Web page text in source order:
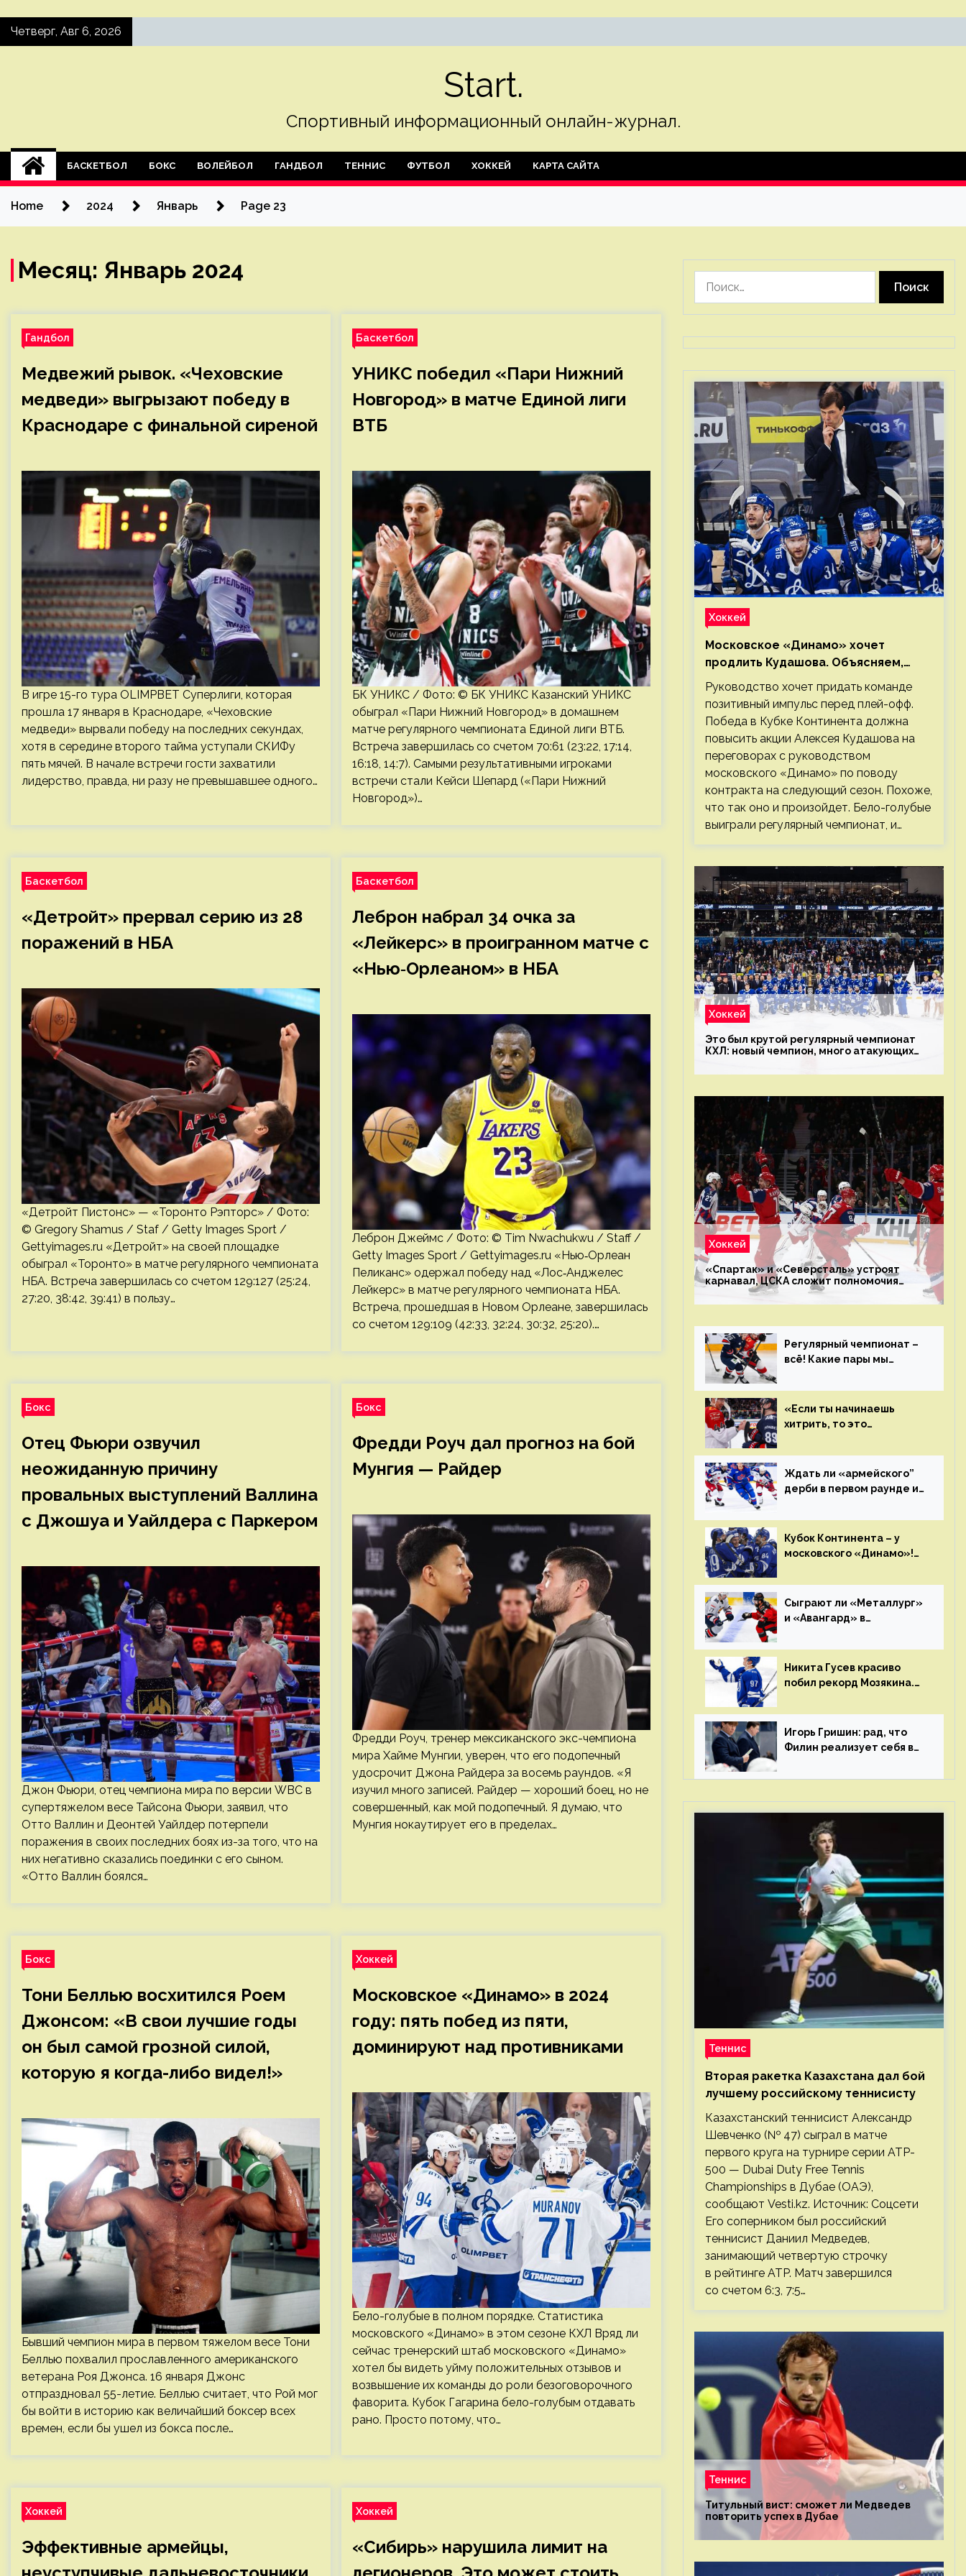
SkipЧетверг, Авг 6, 2026
Start.
Спортивный информационный онлайн-журнал.
БАСКЕТБОЛ БОКС ВОЛЕЙБОЛ ГАНДБОЛ ТЕННИС ФУТБОЛ ХОККЕЙ КАРТА САЙТА
Home 2024 Январь Page 23
Месяц: Январь 2024
Гандбол
Медвежий рывок. «Чеховские
медведи» выгрызают победу в
Краснодаре с финальной сиреной
В игре 15-го тура OLIMPBET Суперлиги, которая
прошла 17 января в Краснодаре, «Чеховские
медведи» вырвали победу на последних секундах,
хотя в середине второго тайма уступали СКИФу
пять мячей. В начале встречи гости захватили
лидерство, правда, ни разу не превышавшее одного…
Баскетбол
УНИКС победил «Пари Нижний
Новгород» в матче Единой лиги
ВТБ
БК УНИКС / Фото: © БК УНИКС Казанский УНИКС
обыграл «Пари Нижний Новгород» в домашнем
матче регулярного чемпионата Единой лиги ВТБ.
Встреча завершилась со счетом 70:61 (23:22, 17:14,
16:18, 14:7). Самыми результативными игроками
встречи стали Кейси Шепард («Пари Нижний
Новгород»)…
Баскетбол
«Детройт» прервал серию из 28
поражений в НБА
«Детройт Пистонс» — «Торонто Рэпторс» / Фото:
© Gregory Shamus / Staf / Getty Images Sport /
Gettyimages.ru «Детройт» на своей площадке
обыграл «Торонто» в матче регулярного чемпионата
НБА. Встреча завершилась со счетом 129:127 (25:24,
27:20, 38:42, 39:41) в пользу…
Баскетбол
Леброн набрал 34 очка за
«Лейкерс» в проигранном матче с
«Нью‑Орлеаном» в НБА
Леброн Джеймс / Фото: © Tim Nwachukwu / Staff /
Getty Images Sport / Gettyimages.ru «Нью‑Орлеан
Пеликанс» одержал победу над «Лос‑Анджелес
Лейкерс» в матче регулярного чемпионата НБА.
Встреча, прошедшая в Новом Орлеане, завершилась
со счетом 129:109 (42:33, 32:24, 30:32, 25:20).…
Бокс
Отец Фьюри озвучил
неожиданную причину
провальных выступлений Валлина
с Джошуа и Уайлдера с Паркером
Джон Фьюри, отец чемпиона мира по версии WBC в
супертяжелом весе Тайсона Фьюри, заявил, что
Отто Валлин и Деонтей Уайлдер потерпели
поражения в своих последних боях из-за того, что на
них негативно сказались поединки с его сыном.
«Отто Валлин боялся…
Бокс
Фредди Роуч дал прогноз на бой
Мунгия — Райдер
Фредди Роуч, тренер мексиканского экс-чемпиона
мира Хайме Мунгии, уверен, что его подопечный
удосрочит Джона Райдера за восемь раундов. «Я
изучил много записей. Райдер — хороший боец, но не
совершенный, как мой подопечный. Я думаю, что
Мунгия нокаутирует его в пределах…
Бокс
Тони Беллью восхитился Роем
Джонсом: «В свои лучшие годы
он был самой грозной силой,
которую я когда-либо видел!»
Бывший чемпион мира в первом тяжелом весе Тони
Беллью похвалил прославленного американского
ветерана Роя Джонса. 16 января Джонс
отпраздновал 55-летие. Беллью считает, что Рой мог
бы войти в историю как величайший боксер всех
времен, если бы ушел из бокса после…
Хоккей
Московское «Динамо» в 2024
году: пять побед из пяти,
доминируют над противниками
Бело-голубые в полном порядке. Статистика
московского «Динамо» в этом сезоне КХЛ Вряд ли
сейчас тренерский штаб московского «Динамо»
хотел бы видеть уйму положительных отзывов и
возвышение их команды до роли безоговорочного
фаворита. Кубок Гагарина бело-голубым отдавать
рано. Просто потому, что…
Хоккей
Эффективные армейцы,
Хоккей
«Сибирь» нарушила лимит на
Хоккей
Московское «Динамо» хочет
продлить Кудашова. Объясняем,
почему это правильно
Руководство хочет придать команде
позитивный импульс перед плей-офф.
Победа в Кубке Континента должна
повысить акции Алексея Кудашова на
переговорах с руководством
московского «Динамо» по поводу
контракта на следующий сезон. Похоже,
что так оно и произойдет. Бело-голубые
выиграли регулярный чемпионат, и…
Хоккей
Это был крутой регулярный чемпионат
КХЛ: новый чемпион, много атакующих
Хоккей
«Спартак» и «Северсталь» устроят
карнавал, ЦСКА сложит полномочия
чемпиона. Превью первого раунда плей-
офф на Западе
Регулярный чемпионат –
всё! Какие пары мы
«Если ты начинаешь
хитрить, то это
бумерангом»
Ждать ли «армейского”
дерби в первом раунде и
Главные интриги
последнего дня
«регулярки” КХЛ
Кубок Континента – у
московского «Динамо»!
за один сезон
Сыграют ли «Металлург»
и «Авангард» в
Никита Гусев красиво
побил рекорд Мозякина.
у Никиты еще много
Игорь Гришин: рад, что
Филин реализует себя в
что не стали загонять его
Теннис
Вторая ракетка Казахстана дал бой
лучшему российскому теннисисту
Казахстанский теннисист Александр
Шевченко (№ 47) сыграл в матче
первого круга на турнире серии ATP-
500 — Dubai Duty Free Tennis
Championships в Дубае (ОАЭ),
сообщают Vesti.kz. Источник: Соцсети
Его соперником был российский
теннисист Даниил Медведев,
занимающий четвертую строчку
в рейтинге ATP. Матч завершился
со счетом 6:3, 7:5…
Теннис
Титульный вист: сможет ли Медведев
повторить успех в Дубае